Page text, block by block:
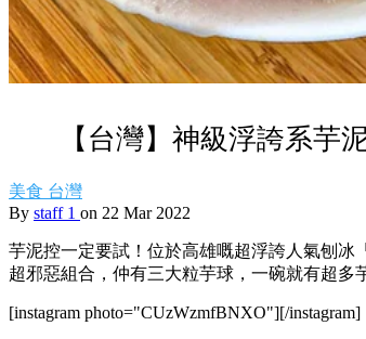
【台灣】神級浮誇系芋
美食 台灣
By staff 1 on 22 Mar 2022
芋泥控一定要試！位於高雄嘅超浮誇人氣刨冰
超邪惡組合，仲有三大粒芋球，一碗就有超多
[instagram photo="CUzWzmfBNXO"][/instagram]